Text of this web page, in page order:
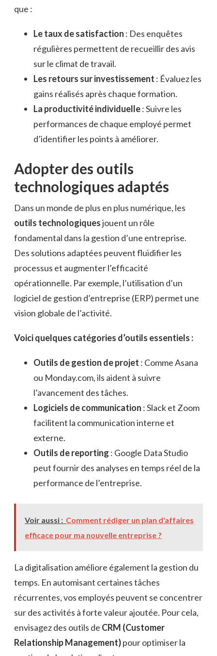
que :
Le taux de satisfaction : Des enquêtes
régulières permettent de recueillir des avis
sur le climat de travail.
Les retours sur investissement : Évaluez les
gains réalisés après chaque formation.
La productivité individuelle: Suivre les
performances de chaque employé permet
d’identifier les points à améliorer.
Adopter des outils
technologiques adaptés
Dans un monde de plus en plus numérique, les
outils technologiquesjouent un rôle
fondamental dans la gestion d’une entreprise.
Des solutions adaptées peuvent fluidifier les
processus et augmenter l’efficacité
opérationnelle. Par exemple, l’utilisation d’un
logiciel de gestion d’entreprise (ERP) permet une
vision globale de l’activité.
Voici quelques catégories d’outils essentiels :
Outils de gestion de projet : Comme Asana
ou Monday.com, ils aident à suivre
l’avancement des tâches.
Logiciels de communication : Slack et Zoom
facilitent la communication interne et
externe.
Outils de reporting : Google Data Studio
peut fournir des analyses en temps réel de la
performance de l’entreprise.
Voir aussi : Comment rédiger un plan d'affaires
efficace pour ma nouvelle entreprise ?
La digitalisation améliore également la gestion du
temps. En automisant certaines tâches
récurrentes, vos employés peuvent se concentrer
sur des activités à forte valeur ajoutée. Pour cela,
envisagez des outils de CRM (Customer
Relationship Management)pour optimiser la